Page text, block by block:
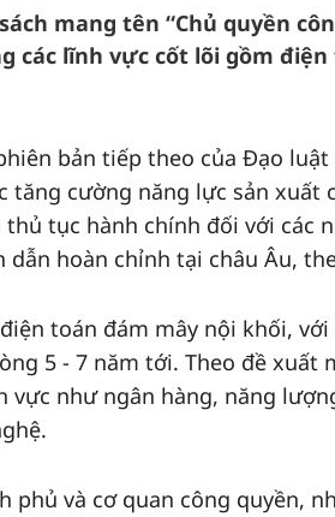
mang tên “Chủ quyền
các lĩnh vực cốt lõi gồm điện
bản tiếp theo của Đạo luật
tăng cường năng lực sản xuất
tục hành chính đối với các
hoàn chỉnh tại châu Âu,
toán đám mây nội khối, với
5 - 7 năm tới. Theo đề xuất
vực như ngân hàng, năng
và cơ quan công quyền,